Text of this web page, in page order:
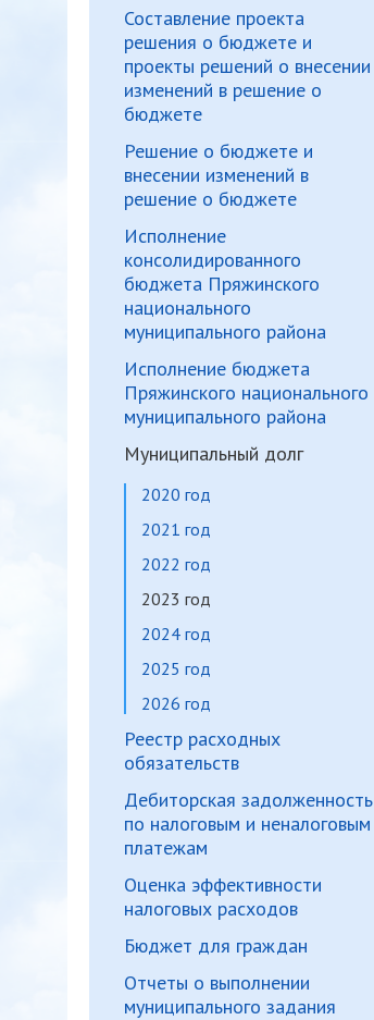
Составление проекта
решения о бюджете и
проекты решений о внесении
изменений в решение о
бюджете
Решение о бюджете и
внесении изменений в
решение о бюджете
Исполнение
консолидированного
бюджета Пряжинского
национального
муниципального района
Исполнение бюджета
Пряжинского национального
муниципального района
Муниципальный долг
2020 год
2021 год
2022 год
2023 год
2024 год
2025 год
2026 год
Реестр расходных
обязательств
Дебиторская задолженность
по налоговым и неналоговым
платежам
Оценка эффективности
налоговых расходов
Бюджет для граждан
Отчеты о выполнении
муниципального задания